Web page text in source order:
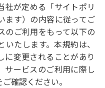
社が定める「サイトポリ
ます）の内容に従ってご
のご利用をもって以下の
たします。本規約は、
に変更されることがあり
サービスのご利用に際し
確認ください。